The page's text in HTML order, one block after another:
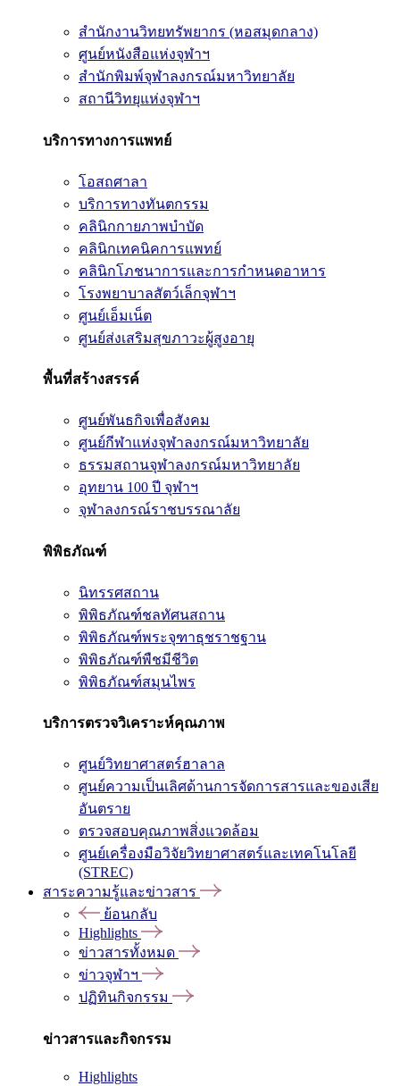
สำนักงานวิทยทรัพยากร (หอสมุดกลาง)
ศูนย์หนังสือแห่งจุฬาฯ
สำนักพิมพ์จุฬาลงกรณ์มหาวิทยาลัย
สถานีวิทยุแห่งจุฬาฯ
บริการทางการแพทย์
โอสถศาลา
บริการทางทันตกรรม
คลินิกกายภาพบำบัด
คลินิกเทคนิคการแพทย์
คลินิกโภชนาการและการกำหนดอาหาร
โรงพยาบาลสัตว์เล็กจุฬาฯ
ศูนย์เอ็มเน็ต
ศูนย์ส่งเสริมสุขภาวะผู้สูงอายุ
พื้นที่สร้างสรรค์
ศูนย์พันธกิจเพื่อสังคม
ศูนย์กีฬาแห่งจุฬาลงกรณ์มหาวิทยาลัย
ธรรมสถานจุฬาลงกรณ์มหาวิทยาลัย
อุทยาน 100 ปี จุฬาฯ
จุฬาลงกรณ์ราชบรรณาลัย
พิพิธภัณฑ์
นิทรรศสถาน
พิพิธภัณฑ์ชลทัศนสถาน
พิพิธภัณฑ์พระจุฑาธุชราชฐาน
พิพิธภัณฑ์พืชมีชีวิต
พิพิธภัณฑ์สมุนไพร
บริการตรวจวิเคราะห์คุณภาพ
ศูนย์วิทยาศาสตร์ฮาลาล
ศูนย์ความเป็นเลิศด้านการจัดการสารและของเสีย
อันตราย
ตรวจสอบคุณภาพสิ่งแวดล้อม
ศูนย์เครื่องมือวิจัยวิทยาศาสตร์และเทคโนโลยี
(STREC)
สาระความรู้และข่าวสาร
ย้อนกลับ
Highlights
ข่าวสารทั้งหมด
ข่าวจุฬาฯ
ปฏิทินกิจกรรม
ข่าวสารและกิจกรรม
Highlights